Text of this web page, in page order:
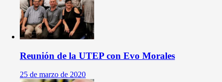
Reunión de la UTEP con Evo Morales
25 de marzo de 2020